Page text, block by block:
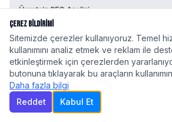
Ücretsiz SEO Analizi
Sitenizin SEO skorunu öğrenin
Hemen Başla
©2026seoadspro.com - Profesyonel SEO
Çerez Bildirimi
Sitemizde çerezler kullanıyoruz. Temel
kullanımını analiz etmek ve reklam ile
etkinleştirmek için çerezlerden
butonuna tıklayarak bu araçların
Daha fazla bilgi
Reddet
Kabul Et